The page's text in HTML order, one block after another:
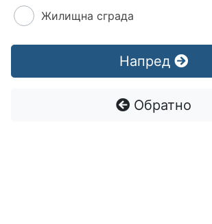
Жилищна сграда
Напред
Обратно